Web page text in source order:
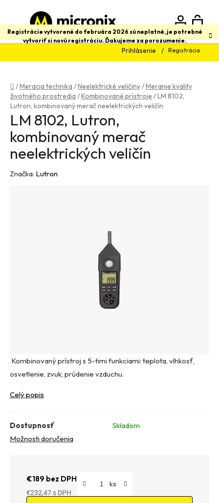
obsah
Registrácie vytvorené do februára 2026 sú neplatné, je potrebné
vytvoriť si novú registráciu. Ďakujeme za porozumenie.
Prihlásenie Registrácia
Hľadať
Domov
/Meracia technika /Neelektrické veličiny/Meranie kvality
životného prostredia /Kombinované prístroje /LM 8102,
Lutron, kombinovaný merač neelektrických veličín
Kombinovaný prístroj s 5-timi funkciami: teplota, vlhkosť,
osvetlenie, zvuk, prúdenie vzduchu.
Celý popis
Dostupnosť
Skladom
Možnosti doručenia
€189 bez DPH
€232,47
LM 8102, Lutron,
kombinovaný merač
neelektrických veličín
Značka: Lutron